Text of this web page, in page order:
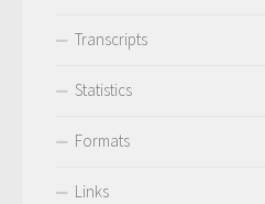
Transcripts
Statistics
Formats
Links